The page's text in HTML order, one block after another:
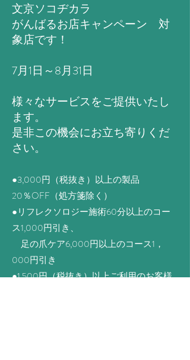
文京ソコヂカラ
がんばるお店キャンペーン 対
象店です！
7月1日～8月31日
様々なサービスをご提供いたし
ます。
是非この機会にお立ち寄りくだ
さい。
●3,000円（税抜き）以上の製品
20％OFF（処方箋除く）
●リフレクソロジー施術60分以上のコー
ス1,000円引き、
​ 足の爪ケア6,000円以上のコース1，
000円引き
●1,500円（税抜き）以上ご利用のお客様